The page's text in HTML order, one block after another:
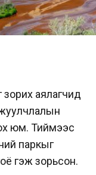
зорих аялагчид
юм. Тиймээс
паркыг
гэж зорьсон.